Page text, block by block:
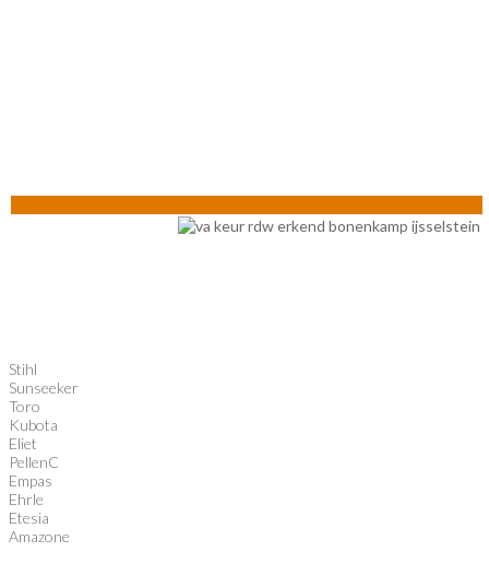
Stihl
Sunseeker
Toro
Kubota
Eliet
PellenC
Empas
Ehrle
Etesia
Amazone